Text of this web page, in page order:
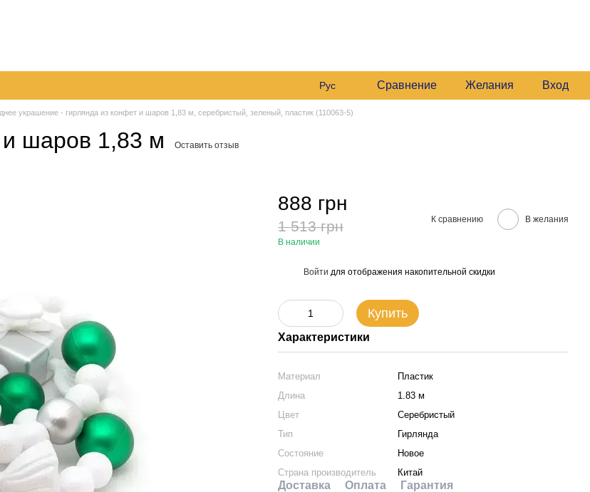
Рус Сравнение Желания Вход
украшение - гирлянда из конфет и шаров 1,83 м, серебристый, зеленый, пластик (110063-5)
и шаров 1,83 м Оставить отзыв
888 грн
1 513 грн
В наличии
К сравнению В желания
Войти для отображения накопительной скидки
Купить
Характеристики
Материал
Пластик
Длина
1.83 м
Цвет
Серебристый
Тип
Гирлянда
Состояние
Новое
Страна производитель
Китай
Доставка Оплата Гарантия